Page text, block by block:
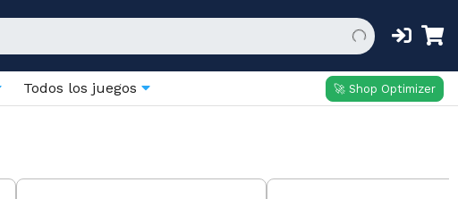
Todos los juegos 🚀 Shop Optimizer